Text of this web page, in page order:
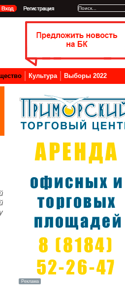
Культура Выборы 2022